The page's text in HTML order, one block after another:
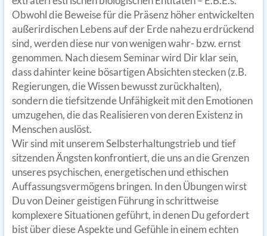
Obwohl die Beweise für die Präsenz höher entwickelten
außerirdischen Lebens auf der Erde nahezu erdrückend
sind, werden diese nur von wenigen wahr- bzw. ernst
genommen. Nach diesem Seminar wird Dir klar sein,
dass dahinter keine bösartigen Absichten stecken (z.B.
Regierungen, die Wissen bewusst zurückhalten),
sondern die tiefsitzende Unfähigkeit mit den Emotionen
umzugehen, die das Realisieren von deren Existenz in
Menschen auslöst.
Wir sind mit unserem Selbsterhaltungstrieb und tief
sitzenden Ängsten konfrontiert, die uns an die Grenzen
unseres psychischen, energetischen und ethischen
Auffassungsvermögens bringen. In den Übungen wirst
Du von Deiner geistigen Führung in schrittweise
komplexere Situationen geführt, in denen Du gefordert
bist über diese Aspekte und Gefühle in einem echten